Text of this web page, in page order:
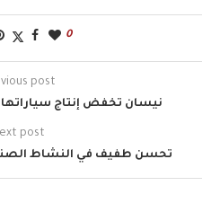
0
post
نيسان تخفض إنتاج سياراتها
post
تحسن طفيف في النشاط